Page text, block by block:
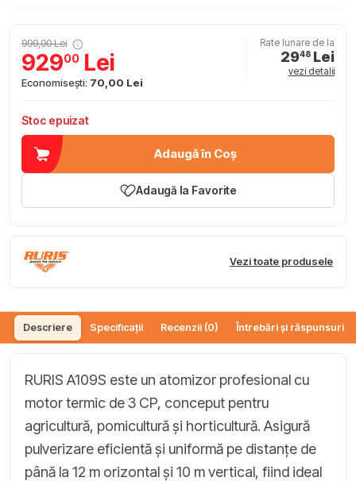
999,00 Lei
92900 Lei
Economisești: 70,00 Lei
Rate lunare de la
2948 Lei
vezi detalii
Stoc epuizat
Adaugă în Coș
Adaugă la Favorite
Vezi toate produsele
Descriere Specificații Recenzii (0) Întrebări și răspunsuri
RURIS A109S este un atomizor profesional cu
motor termic de 3 CP, conceput pentru
agricultură, pomicultură și horticultură. Asigură
pulverizare eficientă și uniformă pe distanțe de
până la 12 m orizontal și 10 m vertical, fiind ideal